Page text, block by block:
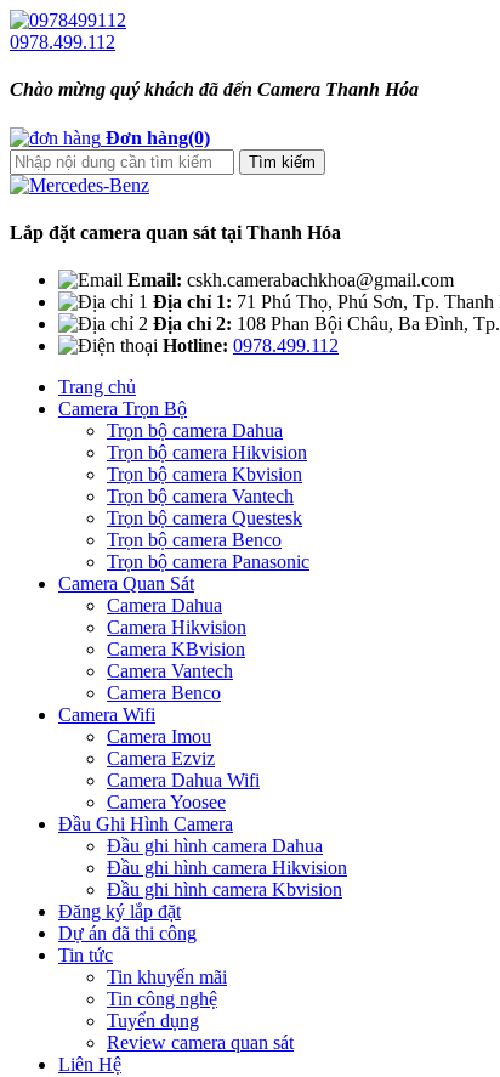
0978.499.112
Chào mừng quý khách đã đến Camera Thanh Hóa
Đơn hàng(0)
Lắp đặt camera quan sát tại Thanh Hóa
Email: cskh.camerabachkhoa@gmail.com
Địa chỉ 1: 71 Phú Thọ, Phú Sơn, Tp.
Địa chỉ 2: 108 Phan Bội Châu, Ba Đình,
Hotline: 0978.499.112
Trang chủ
Camera Trọn Bộ
Trọn bộ camera Dahua
Trọn bộ camera Hikvision
Trọn bộ camera Kbvision
Trọn bộ camera Vantech
Trọn bộ camera Questesk
Trọn bộ camera Benco
Trọn bộ camera Panasonic
Camera Quan Sát
Camera Dahua
Camera Hikvision
Camera KBvision
Camera Vantech
Camera Benco
Camera Wifi
Camera Imou
Camera Ezviz
Camera Dahua Wifi
Camera Yoosee
Đầu Ghi Hình Camera
Đầu ghi hình camera Dahua
Đầu ghi hình camera Hikvision
Đầu ghi hình camera Kbvision
Đăng ký lắp đặt
Dự án đã thi công
Tin tức
Tin khuyến mãi
Tin công nghệ
Tuyển dụng
Review camera quan sát
Liên Hệ